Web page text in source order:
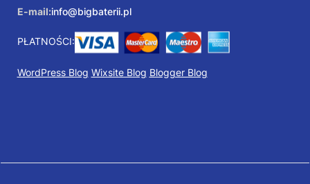
E-mail:info@bigbaterii.pl
PŁATNOŚCI:
WordPress Blog Wixsite Blog Blogger Blog